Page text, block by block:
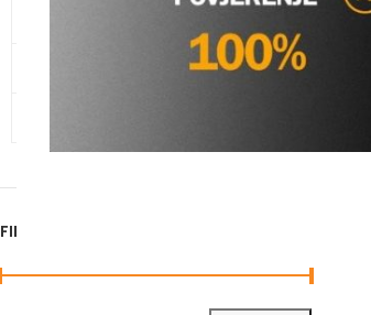
FILTRIRAJ PO CIJENI